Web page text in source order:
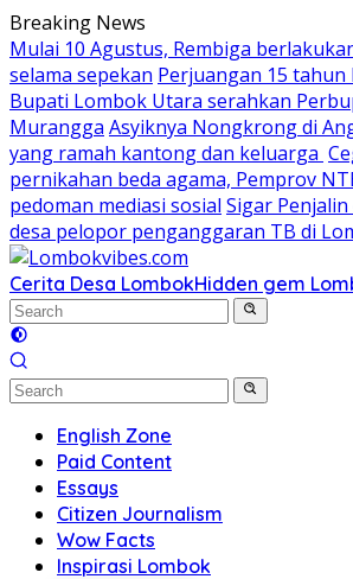
Skip
to
content
Breaking News
Mulai 10 Agustus, Rembiga
selama sepekan Perjuangan 15 tahun
Bupati Lombok Utara serahkan
Murangga Asyiknya Nongkrong di
yang ramah kantong dan keluarga
pernikahan beda agama, Pemprov
pedoman mediasi sosial Sigar
desa pelopor penganggaran TB di
Cerita Desa LombokHidden gem
English Zone
Paid Content
Essays
Citizen Journalism
Wow Facts
Inspirasi Lombok